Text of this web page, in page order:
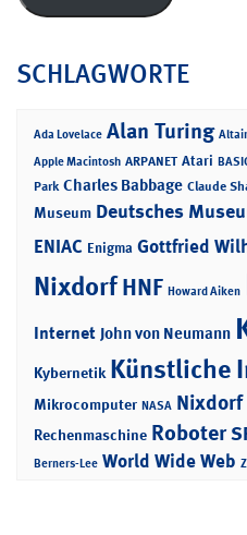
SCHLAGWORTE
Ada Lovelace Alan Turing
Apple Macintosh ARPANET Atari
Park Charles Babbage Claude
Museum Deutsches
ENIAC Enigma Gottfried
NixdorfHNF Howard Aiken
Internet John von Neumann
Kybernetik Künstliche
Mikrocomputer NASA Nixdorf
Rechenmaschine Roboter
Berners-Lee World Wide Web